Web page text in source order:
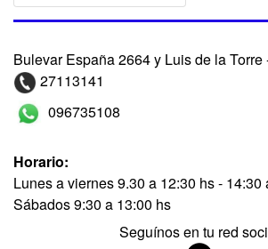
Bulevar España 2664 y Luis de la Torre
27113141
096735108
Horario:
Lunes a viernes 9.30 a 12:30 hs - 14:30
Sábados 9:30 a 13:00 hs
Seguínos en tu red